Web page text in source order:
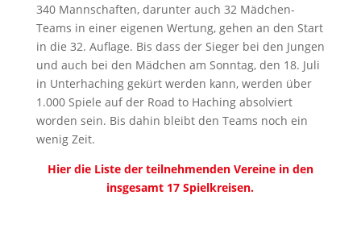
340 Mannschaften, darunter auch 32 Mädchen-
Teams in einer eigenen Wertung, gehen an den Start
in die 32. Auflage. Bis dass der Sieger bei den Jungen
und auch bei den Mädchen am Sonntag, den 18. Juli
in Unterhaching gekürt werden kann, werden über
1.000 Spiele auf der Road to Haching absolviert
worden sein. Bis dahin bleibt den Teams noch ein
wenig Zeit.
Hier die Liste der teilnehmenden Vereine in den
insgesamt 17 Spielkreisen.